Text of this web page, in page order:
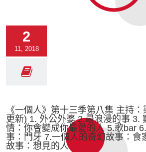
2
11, 2018
《一個人》第十三季第八集 主持
更新) 1. 外公外婆 2.最浪漫的事 3.
情：你會變成你最愛的人 5.歌bar
事：門牙 7.一個人的奇幻故事：食
故事：想見的人